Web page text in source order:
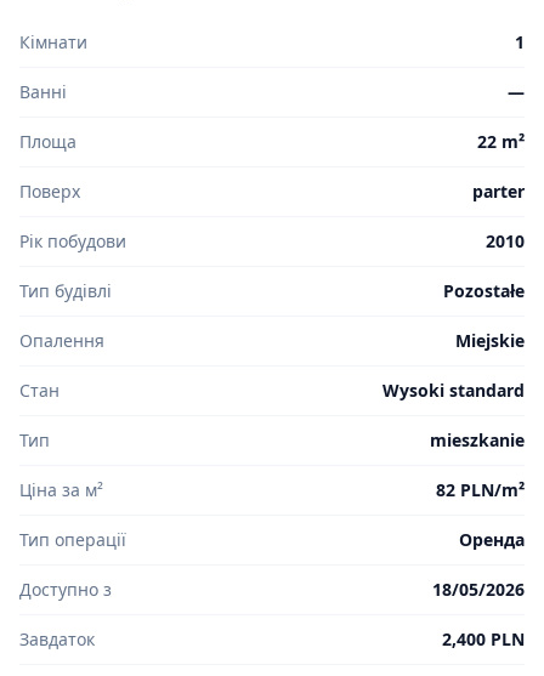
Кімнати 1
Ванні —
Площа 22 m²
Поверх parter
Рік побудови 2010
Тип будівлі Pozostałe
Опалення Miejskie
Стан Wysoki standard
Тип mieszkanie
Ціна за м² 82 PLN/m²
Тип операції Оренда
Доступно з 18/05/2026
Завдаток 2,400 PLN